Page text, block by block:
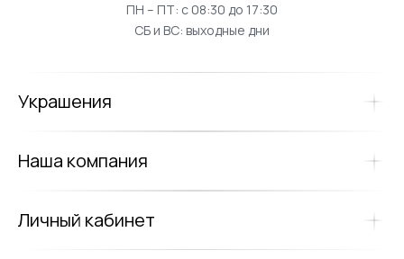
ПН – ПТ: с 08:30 до 17:30
СБ и ВС: выходные дни
Украшения
Наша компания
Личный кабинет